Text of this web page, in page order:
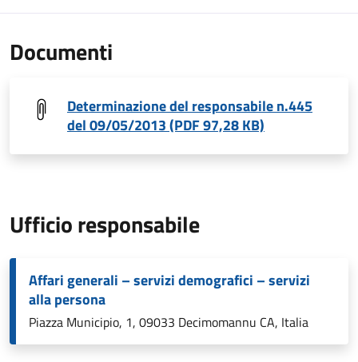
Documenti
Determinazione del responsabile n.445
del 09/05/2013 (PDF 97,28 KB)
Ufficio responsabile
Affari generali – servizi demografici – servizi
alla persona
Piazza Municipio, 1, 09033 Decimomannu CA, Italia